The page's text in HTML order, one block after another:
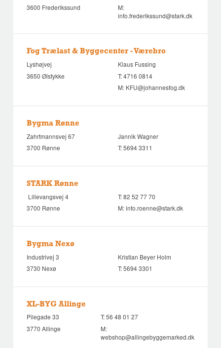
3600 Frederikssund
M:
info.frederikssund@stark.dk
Fog Trælast & Byggecenter - Værebro
Lyshøjvej
3650 Ølstykke
Klaus Fussing
T:4716 0814
M: KFU@johannesfog.dk
Bygma Rønne
Zahrtmannsvej 67
3700 Rønne
Jannik Wagner
T:5694 3311
STARK Rønne
Lillevangsvej 4
3700 Rønne
T:82 52 77 70
M:info.roenne@stark.dk
Bygma Nexø
Industrivej 3
3730 Nexø
Kristian Beyer Holm
T:5694 3301
XL-BYG Allinge
Pilegade 33
3770 Allinge
T:56 48 01 27
M:
webshop@allingebyggemarked.dk